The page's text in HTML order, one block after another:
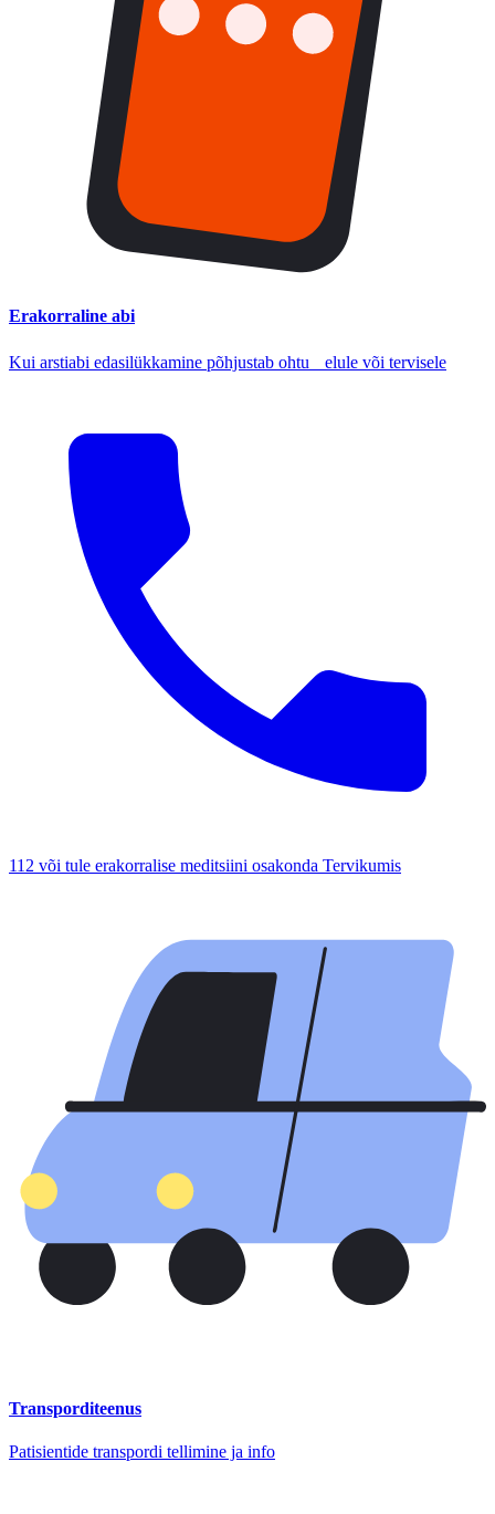
Erakorraline abi
Kui arstiabi edasilükkamine põhjustab ohtu elule või tervisele
112 või tule erakorralise meditsiini osakonda Tervikumis
Transporditeenus
Patisientide transpordi tellimine ja info